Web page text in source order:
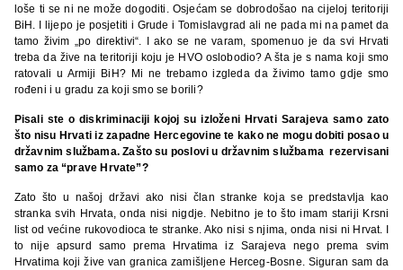
loše ti se ni ne može dogoditi. Osjećam se dobrodošao na cijeloj teritoriji
BiH. I lijepo je posjetiti i Grude i Tomislavgrad ali ne pada mi na pamet da
tamo živim „po direktivi“. I ako se ne varam, spomenuo je da svi Hrvati
treba da žive na teritoriji koju je HVO oslobodio? A šta je s nama koji smo
ratovali u Armiji BiH? Mi ne trebamo izgleda da živimo tamo gdje smo
rođeni i u gradu za koji smo se borili?
Pisali ste o diskriminaciji kojoj su izloženi Hrvati Sarajeva samo zato
što nisu Hrvati iz zapadne Hercegovine te kako ne mogu dobiti posao u
državnim službama. Zašto su poslovi u državnim službama rezervisani
samo za “prave Hrvate”?
Zato što u našoj državi ako nisi član stranke koja se predstavlja kao
stranka svih Hrvata, onda nisi nigdje. Nebitno je to što imam stariji Krsni
list od većine rukovodioca te stranke. Ako nisi s njima, onda nisi ni Hrvat. I
to nije apsurd samo prema Hrvatima iz Sarajeva nego prema svim
Hrvatima koji žive van granica zamišljene Herceg-Bosne. Siguran sam da